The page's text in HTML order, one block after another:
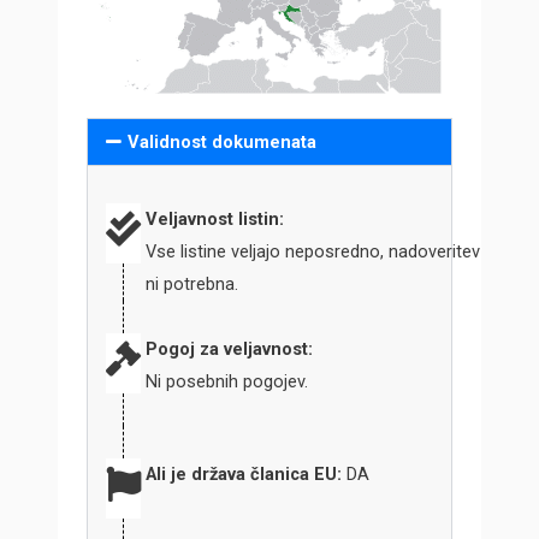
Validnost dokumenata
Veljavnost listin:
Vse listine veljajo neposredno, nadoveritev
ni potrebna.
Pogoj za veljavnost:
Ni posebnih pogojev.
Ali je država članica EU:DA